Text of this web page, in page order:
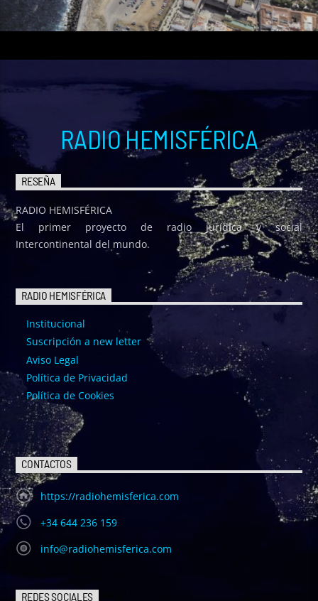
RADIO HEMISFÉRICA
RESEÑA
RADIO HEMISFÉRICA
El primer proyecto de radio jurídica y social
Intercontinental del mundo.
RADIO HEMISFÉRICA
Institucional
Suscripción a new letter
Aviso Legal
Política de Privacidad
Política de Cookies
CONTACTOS
https://radiohemisferica.com
+34 644 236 159
info@radiohemisferica.com
REDES SOCIALES